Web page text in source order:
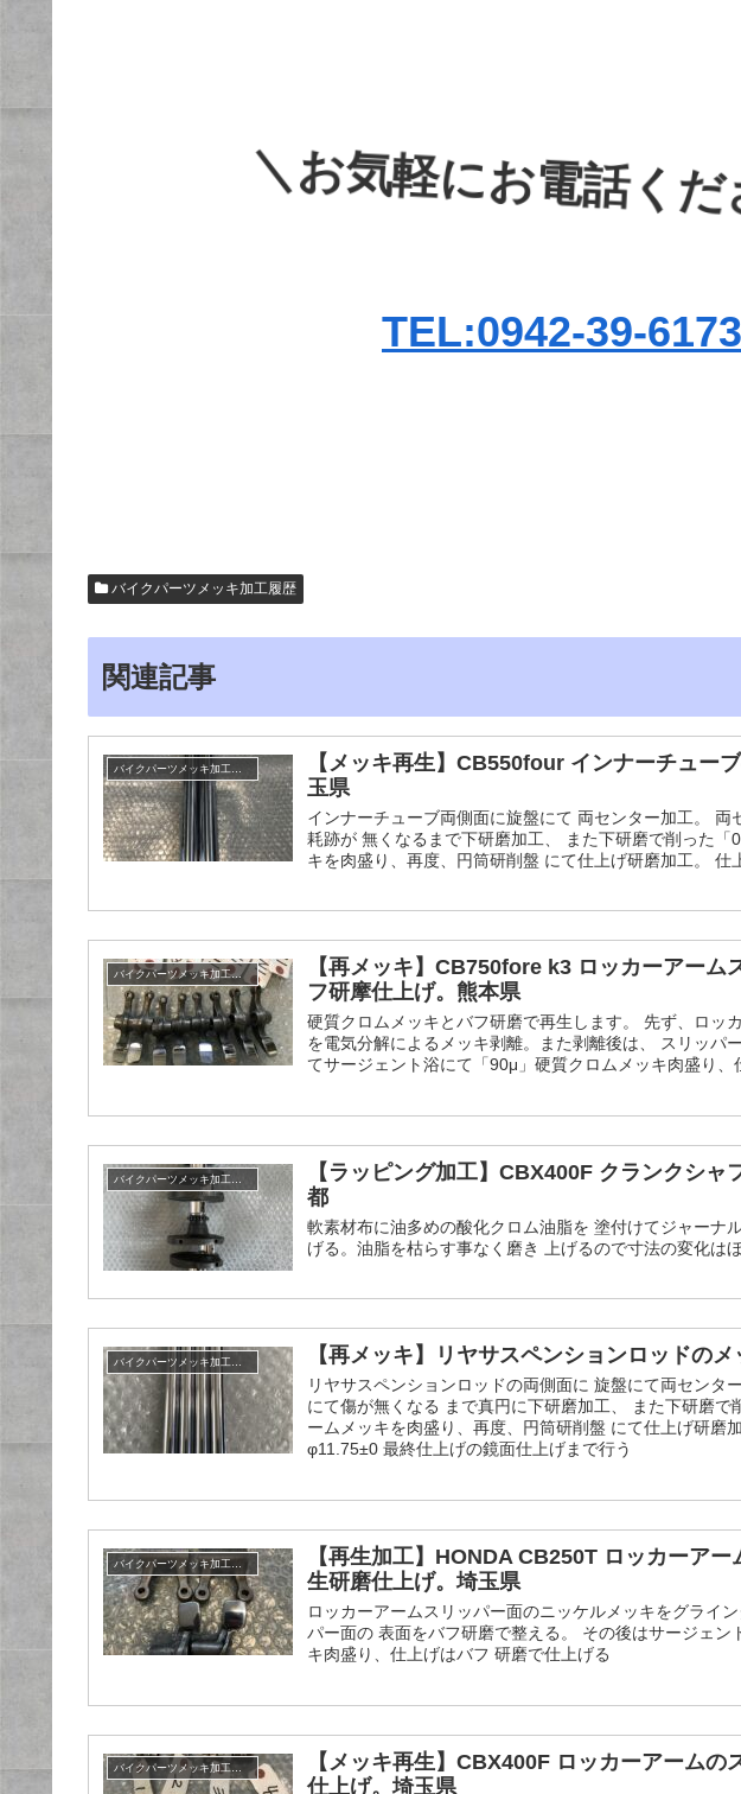
＼お気軽にお電話くだ
TEL:0942-39-6173
バイクパーツメッキ加工履歴
関連記事
バイクパーツメッキ加工履歴
【メッキ再生】CB550four インナーチュー
玉県
インナーチューブ両側面に旋盤にて 両センター加工。
耗跡が 無くなるまで下研磨加工、 また下研磨で削った「
キを肉盛り、再度、円筒研削盤 にて仕上げ研磨加工。 仕
バイクパーツメッキ加工履歴
【再メッキ】CB750fore k3 ロッカーアーム
フ研摩仕上げ。熊本県
硬質クロムメッキとバフ研磨で再生します。 先ず、ロッ
を電気分解によるメッキ剥離。また剥離後は、 スリッパ
てサージェント浴にて「90μ」硬質クロムメッキ肉盛り、
【ラッピング加工】CBX400F クランクシ
都
軟素材布に油多めの酸化クロム油脂を 塗付けてジャーナ
げる。油脂を枯らす事なく磨き 上げるので寸法の変化は
バイクパーツメッキ加工履歴 【再メッキ】リヤサスペンションロッドの
リヤサスペンションロッドの両側面に 旋盤にて両センタ
にて傷が無くなる まで真円に下研磨加工、 また下研磨
ームメッキを肉盛り、再度、円筒研削盤 にて仕上げ研磨
φ11.75±0 最終仕上げの鏡面仕上げまで行う
【再生加工】HONDA CB250T ロッカーア
生研磨仕上げ。埼玉県
ロッカーアームスリッパー面のニッケルメッキをグライ
パー面の 表面をバフ研磨で整える。 その後はサージェン
キ肉盛り、仕上げはバフ 研磨で仕上げる
バイクパーツメッキ加工履歴
【メッキ再生】CBX400F ロッカーアームの
仕上げ。埼玉県